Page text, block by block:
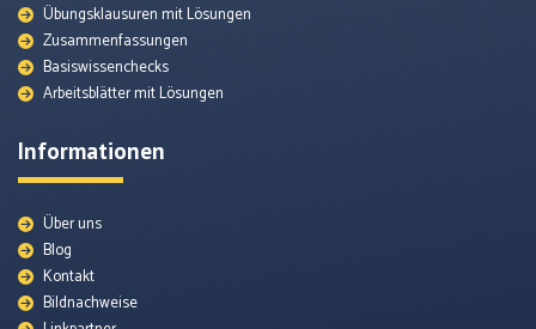
Übungsklausuren mit Lösungen
Zusammenfassungen
Basiswissenchecks
Arbeitsblätter mit Lösungen
Informationen
Über uns
Blog
Kontakt
Bildnachweise